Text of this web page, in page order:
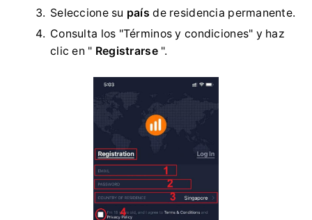
Seleccione su país de residencia permanente.
Consulta los "Términos y condiciones" y haz
clic en " Registrarse".